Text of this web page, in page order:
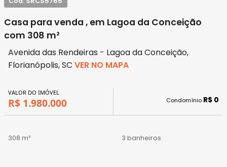
Casa para venda , em Lagoa da Conceição
com 308 m²
Avenida das Rendeiras - Lagoa da Conceição,
Florianópolis, SC VER NO MAPA
VALOR DO IMÓVEL
R$ 1.980.000 Condomínio R$ 0
308 m² 3 banheiros